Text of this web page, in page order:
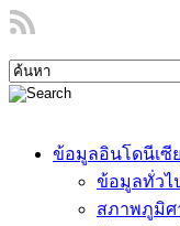
ข้อมูลอินโดนีเซีย
ข้อมูลทั่วไ
สภาพภูมิศ